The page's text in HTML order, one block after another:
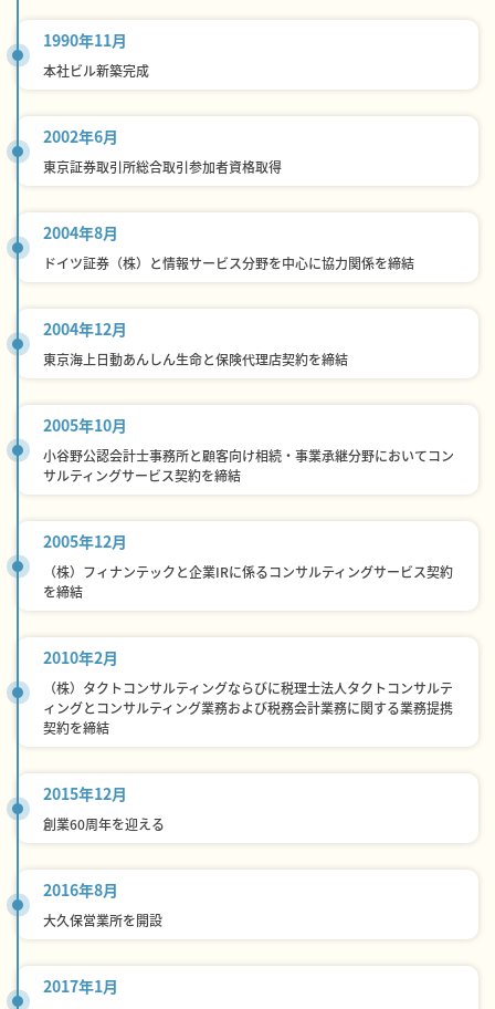
1990年11月
本社ビル新築完成
2002年6月
東京証券取引所総合取引参加者資格取得
2004年8月
ドイツ証券（株）と情報サービス分野を中心に協力関係を締結
2004年12月
東京海上日動あんしん生命と保険代理店契約を締結
2005年10月
小谷野公認会計士事務所と顧客向け相続・事業承継分野においてコン
サルティングサービス契約を締結
2005年12月
（株）フィナンテックと企業IRに係るコンサルティングサービス契約
を締結
2010年2月
（株）タクトコンサルティングならびに税理士法人タクトコンサルテ
ィングとコンサルティング業務および税務会計業務に関する業務提携
契約を締結
2015年12月
創業60周年を迎える
2016年8月
大久保営業所を開設
2017年1月